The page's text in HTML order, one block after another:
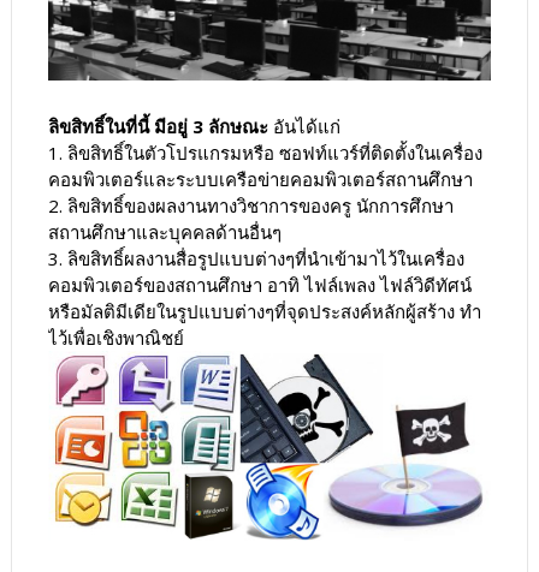
ลิขสิทธิ์ในที่นี้ มีอยู่ 3 ลักษณะอันได้แก่
1. ลิขสิทธิ์ในตัวโปรแกรมหรือ ซอฟท์แวร์ที่ติดตั้งในเครื่อง
คอมพิวเตอร์และระบบเครือข่ายคอมพิวเตอร์สถานศึกษา
2. ลิขสิทธิ์ของผลงานทางวิชาการของครู นักการศึกษา
สถานศึกษาและบุคคลด้านอื่นๆ
3. ลิขสิทธิ์ผลงานสื่อรูปแบบต่างๆที่นำเข้ามาไว้ในเครื่อง
คอมพิวเตอร์ของสถานศึกษา อาทิ ไฟล์เพลง ไฟล์วิดีทัศน์
หรือมัลติมีเดียในรูปแบบต่างๆที่จุดประสงค์หลักผู้สร้าง ทำ
ไว้เพื่อเชิงพาณิชย์